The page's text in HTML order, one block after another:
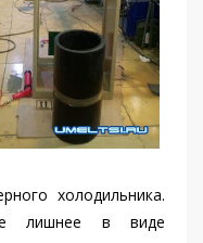
холодильника.
лишнее в виде